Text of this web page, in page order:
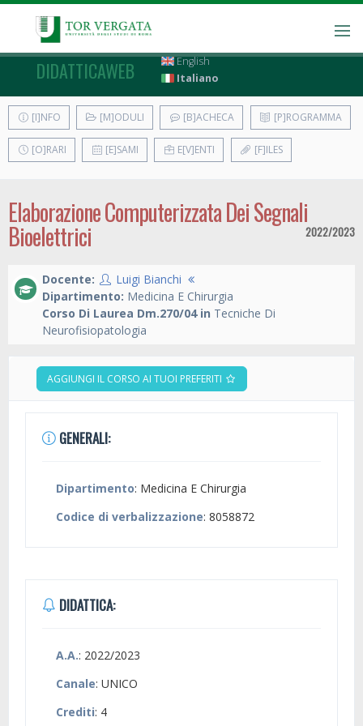
DIDATTICAWEB
English
Italiano
[I]NFO [M]ODULI [B]ACHECA [P]ROGRAMMA
[O]RARI [E]SAMI E[V]ENTI [F]ILES
Elaborazione Computerizzata Dei Segnali
Bioelettrici 2022/2023
Docente:
Luigi Bianchi
Dipartimento: Medicina E Chirurgia
Corso Di Laurea Dm.270/04 in Tecniche Di
Neurofisiopatologia
AGGIUNGI IL CORSO AI TUOI PREFERITI
GENERALI:
Dipartimento: Medicina E Chirurgia
Codice di verbalizzazione: 8058872
DIDATTICA:
A.A.: 2022/2023
Canale: UNICO
Crediti: 4